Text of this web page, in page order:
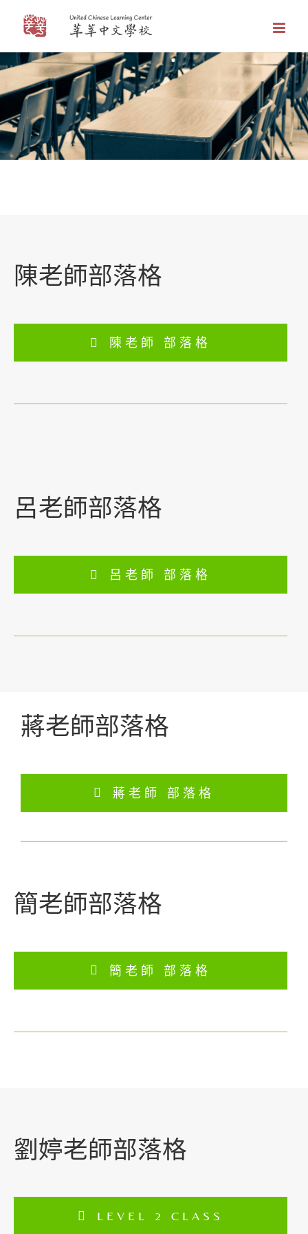
content
陳老師部落格
陳老師 部落格
呂老師部落格
呂老師 部落格
蔣老師部落格
蔣老師 部落格
簡老師部落格
簡老師 部落格
劉婷老師部落格
LEVEL 2 CLASS